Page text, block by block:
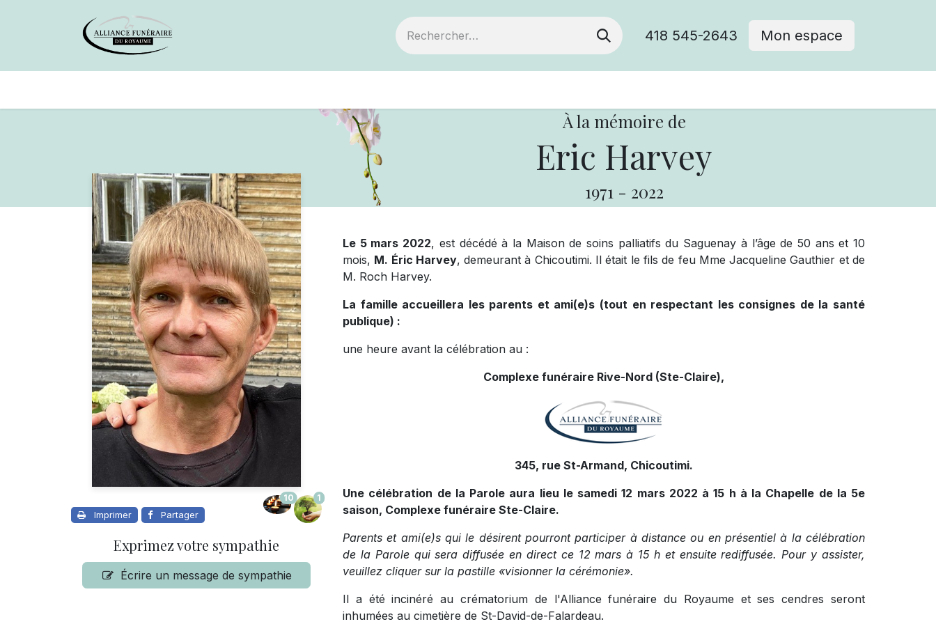
418 545-2643 Mon espace
À la mémoire de
Eric Harvey
1971 - 2022
Imprimer Partager
10 1
Exprimez votre sympathie
Écrire un message de sympathie
Le 5 mars 2022, est décédé à la Maison de soins palliatifs du Saguenay à l’âge de 50 ans et 10
mois, M. Éric Harvey, demeurant à Chicoutimi. Il était le fils de feu Mme Jacqueline Gauthier et de
M. Roch Harvey.
La famille accueillera les parents et ami(e)s (tout en respectant les consignes de la santé
publique) :
une heure avant la célébration au :
Complexe funéraire Rive-Nord (Ste-Claire),
345, rue St-Armand, Chicoutimi.
Une célébration de la Parole aura lieu le samedi 12 mars 2022 à 15 h à la Chapelle de la 5e
saison, Complexe funéraire Ste-Claire.
Parents et ami(e)s qui le désirent pourront participer à distance ou en présentiel à la célébration
de la Parole qui sera diffusée en direct ce 12 mars à 15 h et ensuite rediffusée. Pour y assister,
veuillez cliquer sur la pastille «visionner la cérémonie».
Il a été incinéré au crématorium de l'Alliance funéraire du Royaume et ses cendres seront
inhumées au cimetière de St-David-de-Falardeau.